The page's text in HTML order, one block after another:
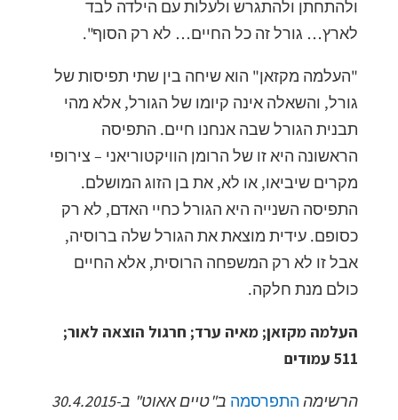
ולהתחתן ולהתגרש ולעלות עם הילדה לבד
לארץ… גורל זה כל החיים… לא רק הסוף".
"העלמה מקזאן" הוא שיחה בין שתי תפיסות של
גורל, והשאלה אינה קיומו של הגורל, אלא מהי
תבנית הגורל שבה אנחנו חיים. התפיסה
הראשונה היא זו של הרומן הוויקטוריאני – צירופי
מקרים שיביאו, או לא, את בן הזוג המושלם.
התפיסה השנייה היא הגורל כחיי האדם, לא רק
כסופם. עידית מוצאת את הגורל שלה ברוסיה,
אבל זו לא רק המשפחה הרוסית, אלא החיים
כולם מנת חלקה.
העלמה מקזאן; מאיה ערד; חרגול הוצאה לאור;
511 עמודים
הרשימה התפרסמה ב"טיים אאוט" ב-30.4.2015